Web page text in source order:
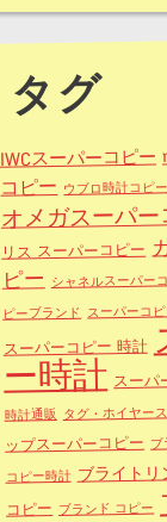
タグ
IWCスーパーコピー
コピー ウブロ時計コピー
オメガスーパー
リス スーパーコピー
ピー シャネルスーパー
ピーブランド スーパーコ
スーパーコピー 時計
ー時計 スーパ
時計通販 タグ・ホイヤー
ップスーパーコピー
コピー時計 ブライト
コピー ブランド コピー